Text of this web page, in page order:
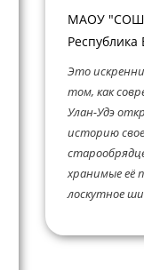
МАОУ "СОШ
Республика
Это
том, как
Улан-Удэ
историю
хранимые её
лоскутное